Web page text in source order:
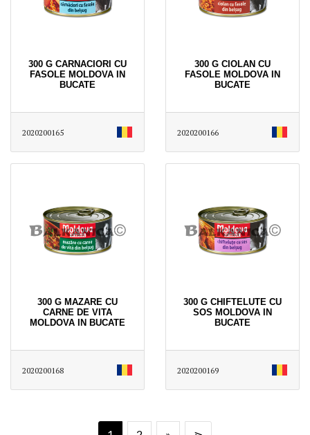
300 G CARNACIORI CU
FASOLE MOLDOVA IN
BUCATE
2020200165
300 G CIOLAN CU
FASOLE MOLDOVA IN
BUCATE
2020200166
300 G MAZARE CU
CARNE DE VITA
MOLDOVA IN BUCATE
2020200168
300 G CHIFTELUTE CU
SOS MOLDOVA IN
BUCATE
2020200169